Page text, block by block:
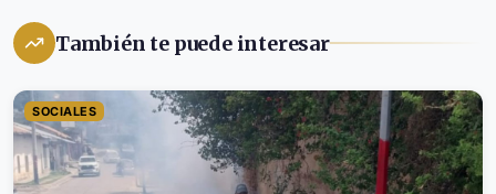
También te puede interesar
SOCIALES